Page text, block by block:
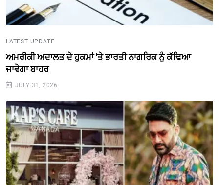
LATEST UPDATE
ਅਮਰੀਕੀ ਅਦਾਲਤ ਦੇ ਹੁਕਮਾਂ 'ਤੇ ਭਾਰਤੀ ਨਾਗਰਿਕ ਨੂੰ ਕੱਢਿਆ
ਜਾਵੇਗਾ ਬਾਹਰ
JULY 31, 2026